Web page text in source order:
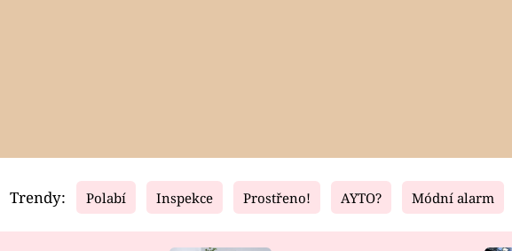
Video Fresh Living
Trendy: Polabí Inspekce Prostřeno! AYTO? Módní alarm